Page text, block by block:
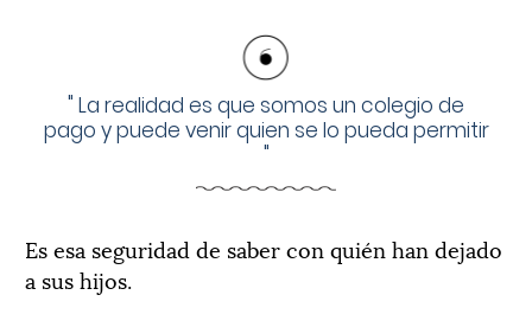
" La realidad es que somos un colegio de
pago y puede venir quien se lo pueda permitir
"
Es esa seguridad de saber con quién han dejado
a sus hijos.